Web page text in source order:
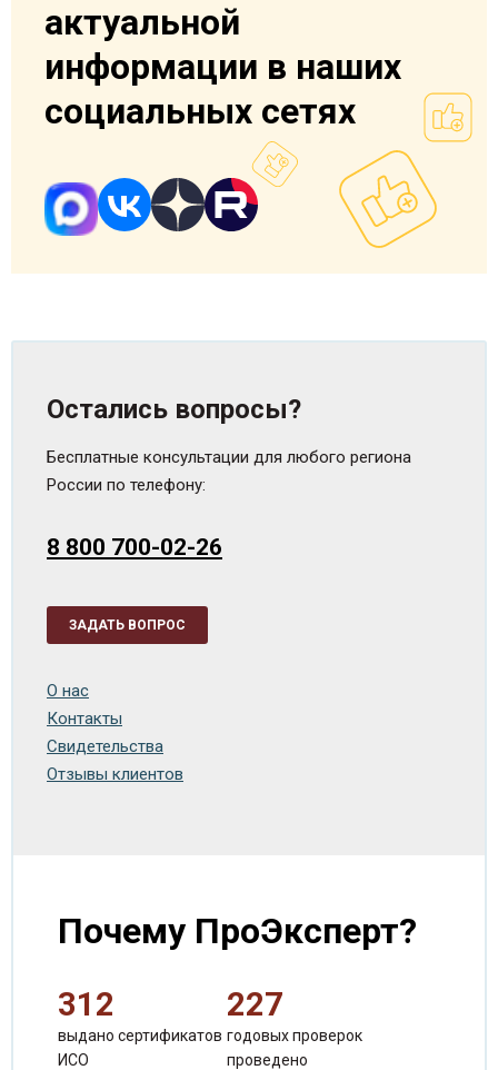
актуальной
информации в наших
социальных сетях
Остались вопросы?
Бесплатные консультации для любого региона
России по телефону:
8 800 700-02-26
ЗАДАТЬ ВОПРОС
О нас
Контакты
Свидетельства
Отзывы клиентов
Почему ПроЭксперт?
312
выдано сертификатов
ИСО
227
годовых проверок
проведено